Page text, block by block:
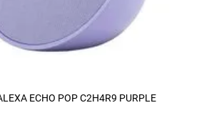
ECHO POP C2H4R9 PURPLE